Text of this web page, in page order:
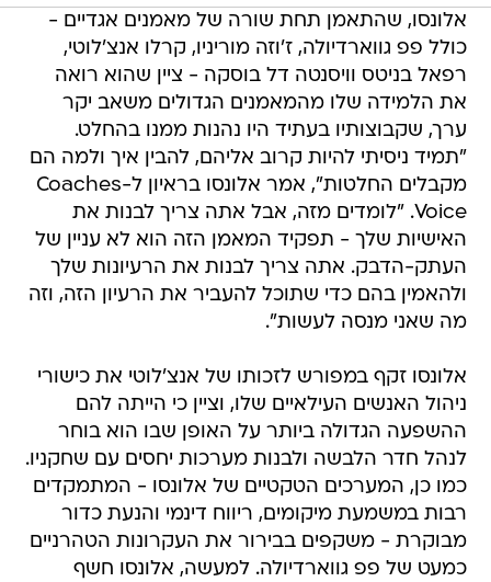
אלונסו, שהתאמן תחת שורה של מאמנים אגדיים -
כולל פפ גווארדיולה, ז'וזה מוריניו, קרלו אנצ'לוטי,
רפאל בניטס וויסנטה דל בוסקה - ציין שהוא רואה
את הלמידה שלו מהמאמנים הגדולים משאב יקר
ערך, שקבוצותיו בעתיד היו נהנות ממנו בהחלט.
"תמיד ניסיתי להיות קרוב אליהם, להבין איך ולמה הם
מקבלים החלטות", אמר אלונסו בראיון ל-Coaches
Voice. "לומדים מזה, אבל אתה צריך לבנות את
האישיות שלך - תפקיד המאמן הזה הוא לא עניין של
העתק-הדבק. אתה צריך לבנות את הרעיונות שלך
ולהאמין בהם כדי שתוכל להעביר את הרעיון הזה, וזה
מה שאני מנסה לעשות".
אלונסו זקף במפורש לזכותו של אנצ'לוטי את כישורי
ניהול האנשים העילאיים שלו, וציין כי הייתה להם
ההשפעה הגדולה ביותר על האופן שבו הוא בוחר
לנהל חדר הלבשה ולבנות מערכות יחסים עם שחקניו.
כמו כן, המערכים הטקטיים של אלונסו - המתמקדים
רבות במשמעת מיקומים, ריווח דינמי והנעת כדור
מבוקרת - משקפים בבירור את העקרונות הטהרניים
כמעט של פפ גווארדיולה. למעשה, אלונסו חשף